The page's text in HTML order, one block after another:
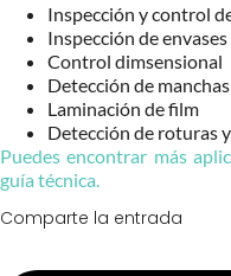
Inspección y control
Inspección de envases
Control dimsensional
Detección de
Laminación de film
Detección de roturas
Puedes encontrar más
guía técnica.
Comparte la entrada